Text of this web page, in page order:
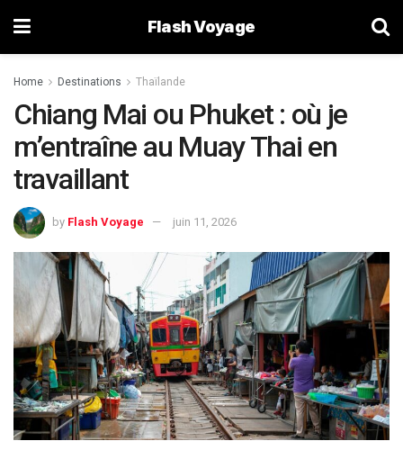
Flash Voyage
Home Destinations Thaïlande
Chiang Mai ou Phuket : où je
m’entraîne au Muay Thai en
travaillant
by Flash Voyage juin 11, 2026